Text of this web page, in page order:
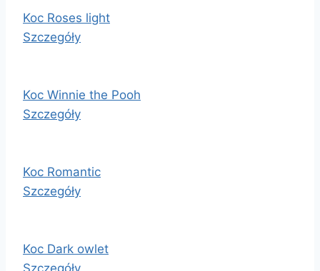
Koc Roses light
Szczegóły
Koc Winnie the Pooh
Szczegóły
Koc Romantic
Szczegóły
Koc Dark owlet
Szczegóły